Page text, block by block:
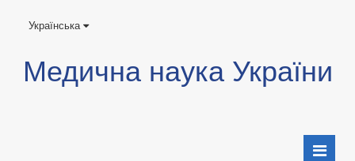
Українська
Медична наука України